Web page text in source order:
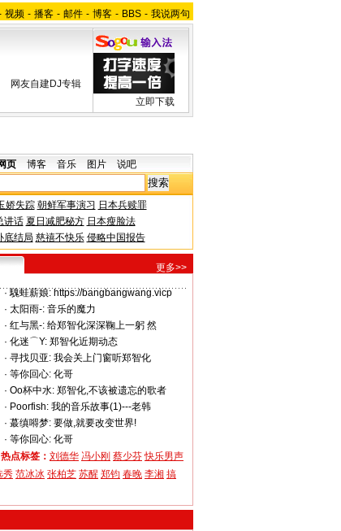
视频 - 播客 - 邮件 - 博客 - BBS - 我说两句
网友自建DJ专辑
立即下载
页 博客 音乐 图片 说吧
娇失踪 朝鲜军事演习 日本兵赎罪
讲话 夏日减肥秘方 日本瘦脸法
底结局 慈禧不快乐 侵略中国报告
更多>>
·騩蛙薪娘: https://bangbangwang.vicp
· 太阳雨-: 音乐的魔力
· 红与黑-: 给郑智化深深鞠上一躬 然
· 化迷⌒Y: 郑智化近期动态
· 寻找贝亚: 我会关上门窗听郑智化
· 等你回心: 化哥
· Oo杯中水: 郑智化,不该被遗忘的歌者
· Poorfish: 我的音乐故事(1)---老韩
· 蕞缜嘚梦: 要做,就要改变世界!
· 等你回心: 化哥
热点标签： 刘德华 冯小刚 蔡少芬 快乐男声
秀 范冰冰 张柏芝 苏醒 郑钧 春晚 李湘 搞